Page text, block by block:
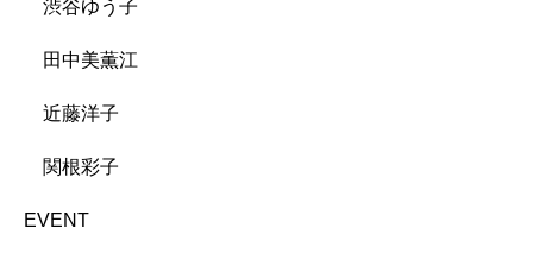
渋谷ゆう子
田中美薫江
近藤洋子
関根彩子
EVENT